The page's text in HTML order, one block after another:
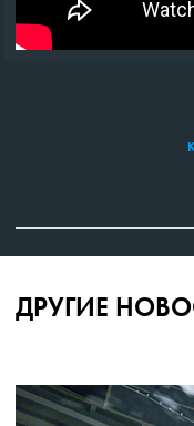
ДРУГИЕ